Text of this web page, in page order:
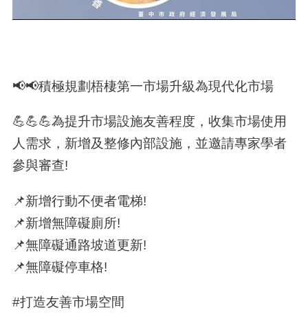
📢📢積極規劃梧棲第一市場升級為現代化市場
💪💪💪為提升市場設施友善程度，收集市場使用
人需求，新增及整修內部設施，並邀請專家學者
參與審查!
📌新增行動不便者電梯!
📌新增無障礙廁所!
📌無障礙通路坡道更新!
📌無障礙停車格!
#打造友善市場空間